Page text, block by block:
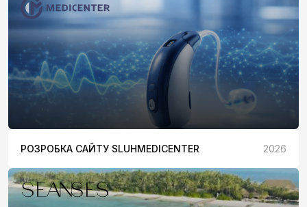
РОЗРОБКА САЙТУ SLUHMEDICENTER 2026